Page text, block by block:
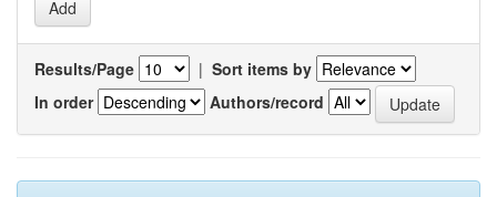
Results/Page | Sort items by
In order
Authors/record